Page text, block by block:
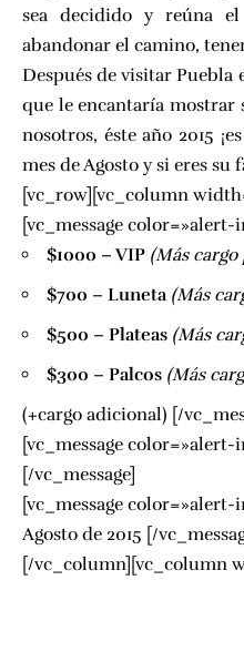
sea decidido y reúna
abandonar el camino,
Después de visitar Puebla
que le encantaría
nosotros, éste año 2015
mes de Agosto y si eres
[vc_row][vc_column
[vc_message color=»alert-
$1000 – VIP (Más
$700 – Luneta (Más
$500 – Plateas (Más
$300 – Palcos (Más
(+cargo adicional) [/
[vc_message
[/vc_message]
[vc_message color=»alert-
Agosto de 2015 [/
[/vc_column][vc_column